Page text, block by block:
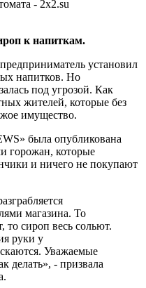
к напиткам.
установил
напитков. Но
под угрозой. Как
жителей, которые без
имущество.
была опубликована
горожан, которые
и ничего не покупают
магазина. То
то сироп весь сольют.
руки у
Уважаемые
делать», - призвала